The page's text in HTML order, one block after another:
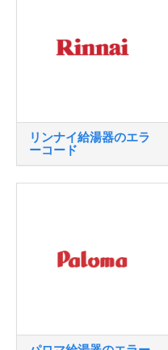
リンナイ給湯器のエラ
ーコード